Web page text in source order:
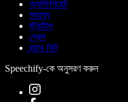
অ্যাফিলিয়েট
সাহায্য
স্ট্যাটাস
প্রেস
ব্র্যান্ড কিট
Speechify-কে অনুসরণ করুন